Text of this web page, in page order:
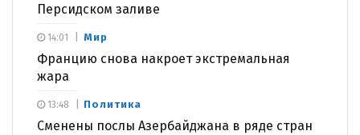
Персидском заливе
Мир
Францию снова накроет экстремальная
жара
14:01
Политика
Сменены послы Азербайджана в ряде стран
13:48